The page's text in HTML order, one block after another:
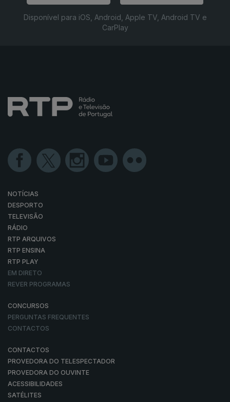
Disponível para iOS, Android, Apple TV, Android TV e
CarPlay
NOTÍCIAS
DESPORTO
TELEVISÃO
RÁDIO
RTP ARQUIVOS
RTP ENSINA
RTP PLAY
EM DIRETO
REVER PROGRAMAS
CONCURSOS
PERGUNTAS FREQUENTES
CONTACTOS
CONTACTOS
PROVEDORA DO TELESPECTADOR
PROVEDORA DO OUVINTE
ACESSIBILIDADES
SATÉLITES